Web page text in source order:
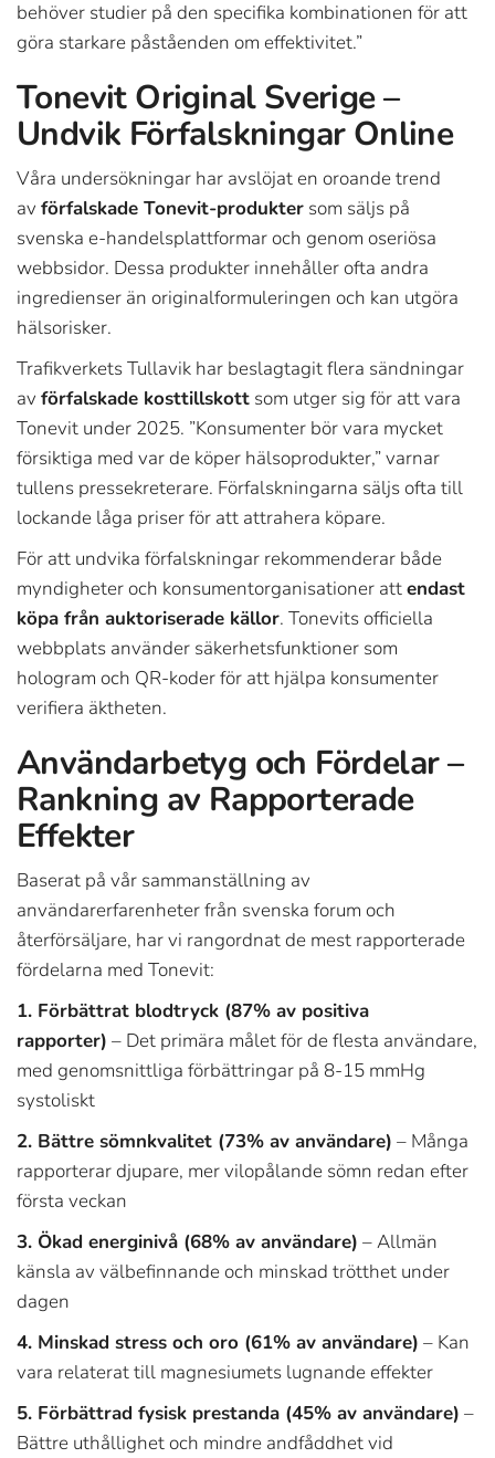
behöver studier på den specifika kombinationen för att
göra starkare påståenden om effektivitet.”
Tonevit Original Sverige –
Undvik Förfalskningar Online
Våra undersökningar har avslöjat en oroande trend
av förfalskade Tonevit-produkter som säljs på
svenska e-handelsplattformar och genom oseriösa
webbsidor. Dessa produkter innehåller ofta andra
ingredienser än originalformuleringen och kan utgöra
hälsorisker.
Trafikverkets Tullavik har beslagtagit flera sändningar
av förfalskade kosttillskott som utger sig för att vara
Tonevit under 2025. ”Konsumenter bör vara mycket
försiktiga med var de köper hälsoprodukter,” varnar
tullens pressekreterare. Förfalskningarna säljs ofta till
lockande låga priser för att attrahera köpare.
För att undvika förfalskningar rekommenderar både
myndigheter och konsumentorganisationer attendast
köpa från auktoriserade källor. Tonevits officiella
webbplats använder säkerhetsfunktioner som
hologram och QR-koder för att hjälpa konsumenter
verifiera äktheten.
Användarbetyg och Fördelar –
Rankning av Rapporterade
Effekter
Baserat på vår sammanställning av
användarerfarenheter från svenska forum och
återförsäljare, har vi rangordnat de mest rapporterade
fördelarna med Tonevit:
1. Förbättrat blodtryck (87% av positiva
rapporter) – Det primära målet för de flesta användare,
med genomsnittliga förbättringar på 8-15 mmHg
systoliskt
2. Bättre sömnkvalitet (73% av användare) – Många
rapporterar djupare, mer vilopålande sömn redan efter
första veckan
3. Ökad energinivå (68% av användare) – Allmän
känsla av välbefinnande och minskad trötthet under
dagen
4. Minskad stress och oro (61% av användare) – Kan
vara relaterat till magnesiumets lugnande effekter
5. Förbättrad fysisk prestanda (45% av användare) –
Bättre uthållighet och mindre andfåddhet vid